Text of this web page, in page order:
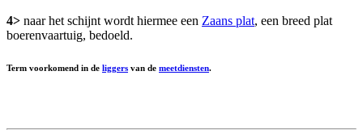
4> naar het schijnt wordt hiermee een Zaans plat, een breed plat
boerenvaartuig, bedoeld.
Term voorkomend in de liggers van de meetdiensten.